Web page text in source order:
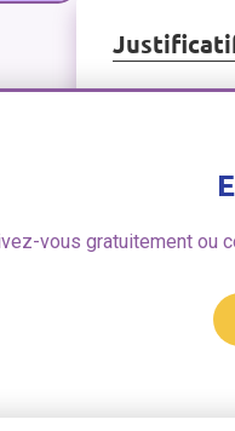
vous gratuitement ou